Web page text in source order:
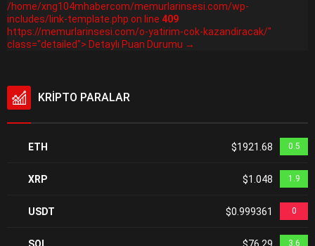
/home/xng104mhabercom/memurlarinsesi.com/wp-
includes/link-template.php on line 409
https://memurlarinsesi.com/o-yatirim-cok-kazandiracak/"
class="detailed"> Detaylı Puan Durumu →
KRİPTO PARALAR
ETH $1921.68 0.5
XRP $1.048 1.9
USDT $0.999361 0
SOL $76.29 3.6